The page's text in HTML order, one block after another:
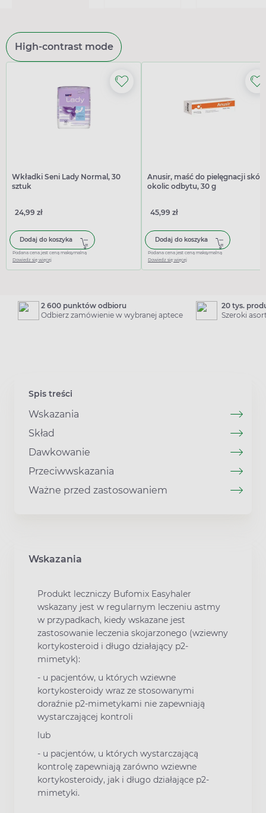
High-contrast mode
Wkładki Seni Lady Normal, 30
sztuk
24,99 zł
Dodaj do koszyka
Podana cena jest ceną maksymalną
Dowiedz się więcej
Anusir, maść do pielęgnacji
okolic odbytu, 30 g
45,99 zł
Dodaj do koszyka
Podana cena jest ceną maksymalną
Dowiedz się więcej
2 600 punktów odbioru
Odbierz zamówienie w wybranej aptece
20 tys.
Szeroki
Spis treści
Wskazania
Skład
Dawkowanie
Przeciwwskazania
Ważne przed zastosowaniem
Wskazania
Produkt leczniczy Bufomix Easyhaler
wskazany jest w regularnym leczeniu astmy
w przypadkach, kiedy wskazane jest
zastosowanie leczenia skojarzonego (wziewny
kortykosteroid i długo działający p2-
mimetyk):
- u pacjentów, u których wziewne
kortykosteroidy wraz ze stosowanymi
doraźnie p2-mimetykami nie zapewniają
wystarczającej kontroli
lub
- u pacjentów, u których wystarczającą
kontrolę zapewniają zarówno wziewne
kortykosteroidy, jak i długo działające p2-
mimetyki.